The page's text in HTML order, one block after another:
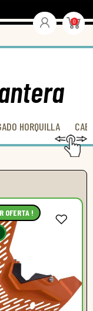
0
HORQUILLA
OFERTA !